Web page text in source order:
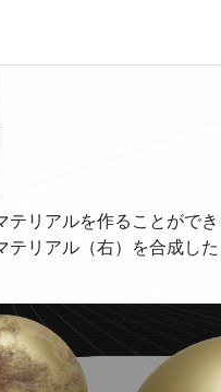
リアルを作ることがで
リアル（右）を合成し